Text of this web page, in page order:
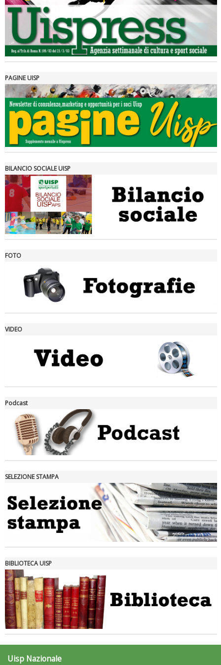
Tiziano Pesce a Radio InBlu2000 traccia il bilancio della stagione
Ddl Lobby, Uisp: “Il Parlamento valorizzi le nostre specificità"
Tiziano Pesce nel Cda di Fondazione Terzjus: prima riunione a
PAGINE UISP
BILANCIO SOCIALE UISP
FOTO
VIDEO
Podcast
SELEZIONE STAMPA
BIBLIOTECA UISP
Uisp Nazionale